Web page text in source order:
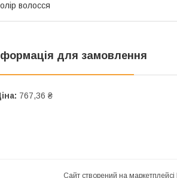
волосся
для замовлення
767,36 ₴
Сайт створений на маркетплейсі